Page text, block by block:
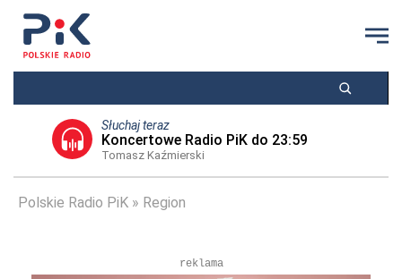
Słuchaj teraz
Koncertowe Radio PiK do 23:59
Tomasz Kaźmierski
Polskie Radio PiK Region
reklama